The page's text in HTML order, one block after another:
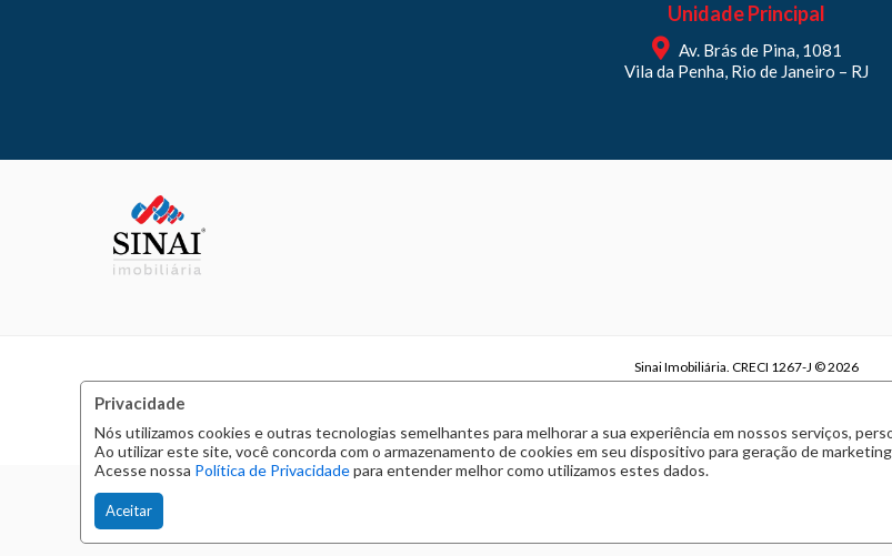
Privacidade
Nós utilizamos cookies e outras tecnologias semelhantes para melhorar a sua experiência em nossos serviços,
Ao utilizar este site, você concorda com o armazenamento de cookies em seu dispositivo para geração de
Acesse nossa Política de Privacidadepara entender melhor como utilizamos estes dados.
Aceitar
Unidade Principal
Av. Brás de Pina, 1081
Vila da Penha, Rio de Janeiro – RJ
Sinai Imobiliária. CRECI 1267-J © 2026
Feito com
pelo time daRocketImob | Site para